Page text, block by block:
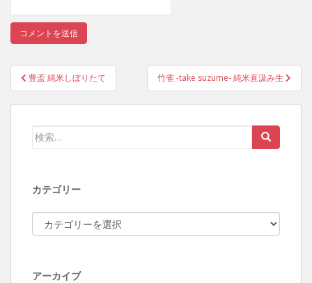
投稿ナビゲーション
豊盃 純米しぼりたて 竹雀 -take suzume- 純米直汲み生
検索:
カテゴリー
カテゴリー
アーカイブ